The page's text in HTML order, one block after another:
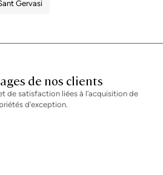
Gervasi
de nos clients
de satisfaction liées à l’acquisition de
d’exception.